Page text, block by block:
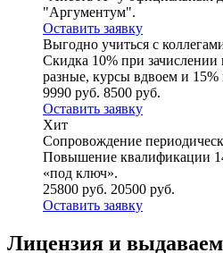
"Аргументум".
Оставить заявку
Выгодно учиться с
Скидка 10% при
разные, курсы вдвоем и 15%
9990 руб. 8500 руб.
Оставить заявку
Хит
Сопровождение
Повышение квалификации
«под ключ».
25800 руб. 20500 руб.
Оставить заявку
Лицензия и